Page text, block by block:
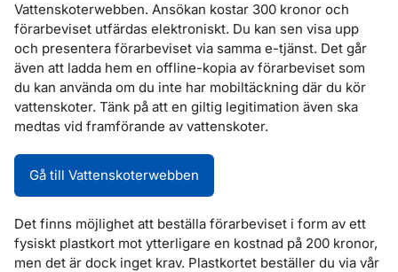
Vattenskoterwebben. Ansökan kostar 300 kronor och
förarbeviset utfärdas elektroniskt. Du kan sen visa upp
och presentera förarbeviset via samma e-tjänst. Det går
även att ladda hem en offline-kopia av förarbeviset som
du kan använda om du inte har mobiltäckning där du kör
vattenskoter. Tänk på att en giltig legitimation även ska
medtas vid framförande av vattenskoter.
Gå till Vattenskoterwebben
Det finns möjlighet att beställa förarbeviset i form av ett
fysiskt plastkort mot ytterligare en kostnad på 200 kronor,
men det är dock inget krav. Plastkortet beställer du via vår